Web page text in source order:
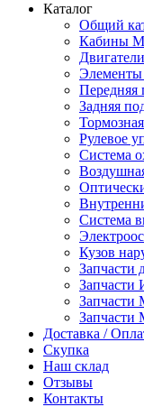
Каталог
Общий
Кабины
Элементы
Передняя
Задняя
Рулевое
Система
Система
Кузов
Запчасти
Запчасти
Запчасти
Запчасти
Доставка /
Скупка
Наш склад
Отзывы
Контакты